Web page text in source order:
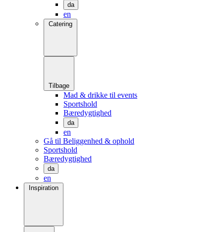
da
en
Catering
Tilbage
Mad & drikke til events
Sportshold
Bæredygtighed
da
en
Gå til Beliggenhed & ophold
Sportshold
Bæredygtighed
da
en
Inspiration